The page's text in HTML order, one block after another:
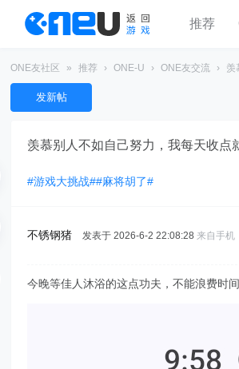
推荐
ONE友社区 » 推荐 › ONE-U › ONE友交流 › 羡
发新帖
羡慕别人不如自己努力，我每天收点
#游戏大挑战##麻将胡了#
不锈钢猪 发表于 2026-6-2 22:08:28 来自手机
今晚等佳人沐浴的这点功夫，不能浪费时间